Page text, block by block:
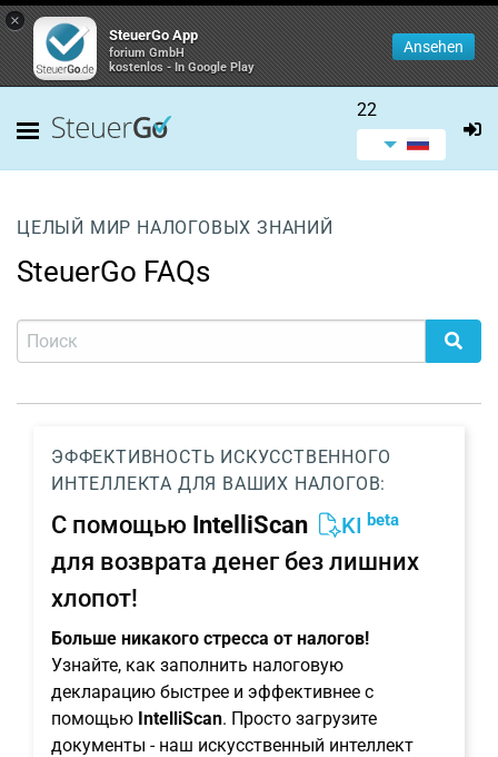
×
SteuerGo App
forium GmbH
kostenlos - In Google Play
Ansehen
22
ЦЕЛЫЙ МИР НАЛОГОВЫХ ЗНАНИЙ
SteuerGo FAQs
ЭФФЕКТИВНОСТЬ ИСКУССТВЕННОГО
ИНТЕЛЛЕКТА ДЛЯ ВАШИХ НАЛОГОВ:
С помощью IntelliScan KI beta
для возврата денег без лишних
хлопот!
Больше никакого стресса от налогов!
Узнайте, как заполнить налоговую
декларацию быстрее и эффективнее с
помощью IntelliScan. Просто загрузите
документы - наш искусственный интеллект